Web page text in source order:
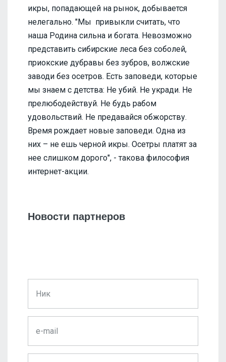
икры, попадающей на рынок, добывается
нелегально. "Мы привыкли считать, что
наша Родина сильна и богата. Невозможно
представить сибирские леса без соболей,
приокские дубравы без зубров, волжские
заводи без осетров. Есть заповеди, которые
мы знаем с детства: Не убий. Не укради. Не
прелюбодействуй. Не будь рабом
удовольствий. Не предавайся обжорству.
Время рождает новые заповеди. Одна из
них – не ешь черной икры. Осетры платят за
нее слишком дорого", - такова философия
интернет-акции.
Новости партнеров